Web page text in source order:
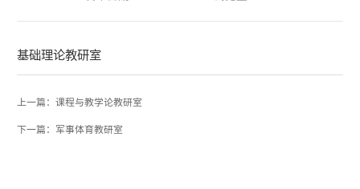
基础理论教研室
上一篇：课程与教学论教研室
下一篇：军事体育教研室